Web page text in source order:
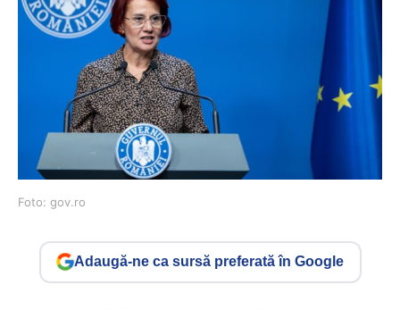
Foto: gov.ro
Adaugă-ne ca sursă preferată în Google